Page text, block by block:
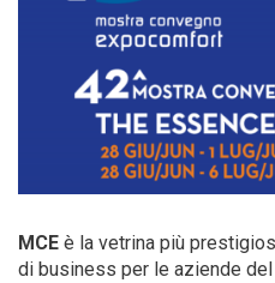
MCE è la vetrina più
di business per le aziende